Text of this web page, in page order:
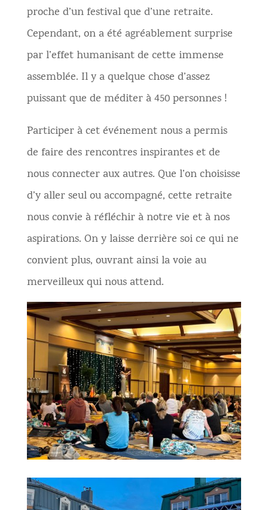
proche d’un festival que d’une retraite.
Cependant, on a été agréablement surprise
par l’effet humanisant de cette immense
assemblée. Il y a quelque chose d’assez
puissant que de méditer à 450 personnes !
Participer à cet événement nous a permis
de faire des rencontres inspirantes et de
nous connecter aux autres. Que l’on choisisse
d’y aller seul ou accompagné, cette retraite
nousconvie à réfléchir à notre vie et à nos
aspirations. On y laisse derrière soi ce qui ne
convient plus, ouvrant ainsi la voie au
merveilleux qui nous attend.